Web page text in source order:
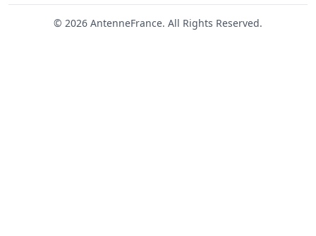
© 2026 AntenneFrance. All Rights Reserved.